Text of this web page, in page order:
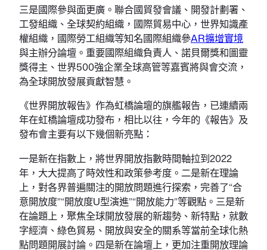
三是國際參與面更廣。聯合國貿發會議、開發計劃署、
工發組織、全球契約組織，國際貿易中心，世界知識產
權組織，國際勞工組織等知名國際組織參AR擴增實境
與主辦分論壇。重要國際組織負責人、諾貝爾獎和圖靈
獎得主、世界500強企業全球高管等嘉賓將與會交流，
為全球開放發展貢獻智慧。
《世界開放報告》作為虹橋論壇的旗艦報告，已連續兩
年在虹橋論壇成功發布，相比以往，今年的《報告》及
發布會主要有以下幾個新亮點：
一是新在指數上，將世界開放指數時間軸拉到2022
年，大大提高了時效性和政策參考度。二是新在理論
上，對各界普遍關注的開放問題進行探索，完善了“合
意開放度”“開放度U型演進”“開放能力”等觀點。三是新
在論題上，聚焦全球開放發展的新趨勢、新特點，就數
字經濟、綠色貿易、開放與安全的關系等當前全球化熱
點問題開展討論。四是新在論壇上，更加注重開放理論